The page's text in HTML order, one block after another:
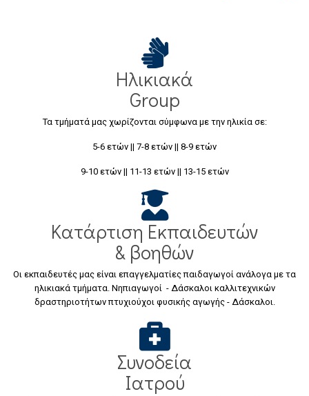
Ηλικιακά
Group
Τα τμήματά μας χωρίζονται σύμφωνα με την ηλικία σε:
5-6 ετών || 7-8 ετών || 8-9 ετών
9-10 ετών || 11-13 ετών || 13-15 ετών
Κατάρτιση Εκπαιδευτών
& βοηθών
Οι εκπαιδευτές μας είναι επαγγελματίες παιδαγωγοί ανάλογα με τα
ηλικιακά τμήματα. Νηπιαγωγοί - Δάσκαλοι καλλιτεχνικών
δραστηριοτήτων πτυχιούχοι φυσικής αγωγής - Δάσκαλοι.
Συνοδεία
Ιατρού